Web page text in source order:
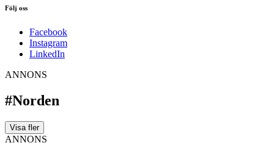
Följ oss
Facebook
Instagram
LinkedIn
ANNONS
#Norden
Visa fler
ANNONS